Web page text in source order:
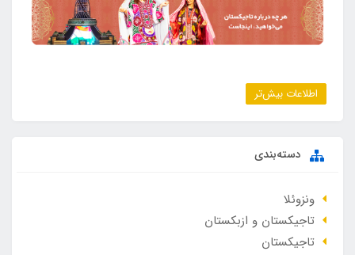
اطلاعات بیش‌تر
دسته‌بندی
ونزوئلا
تاجیکستان و ازبکستان
تاجیکستان